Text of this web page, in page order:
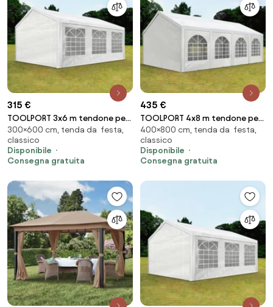
315 €
TOOLPORT 3x6 m tendone per
feste, PE 350, bianco - (90101)
300×600 cm, tenda da festa,
classico
Disponibile
Consegna gratuita
435 €
TOOLPORT 4x8 m tendone per
feste, PE 450, bianco - (91111)
400×800 cm, tenda da festa,
classico
Disponibile
Consegna gratuita